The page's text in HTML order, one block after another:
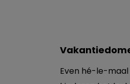
Even hé-le-maal